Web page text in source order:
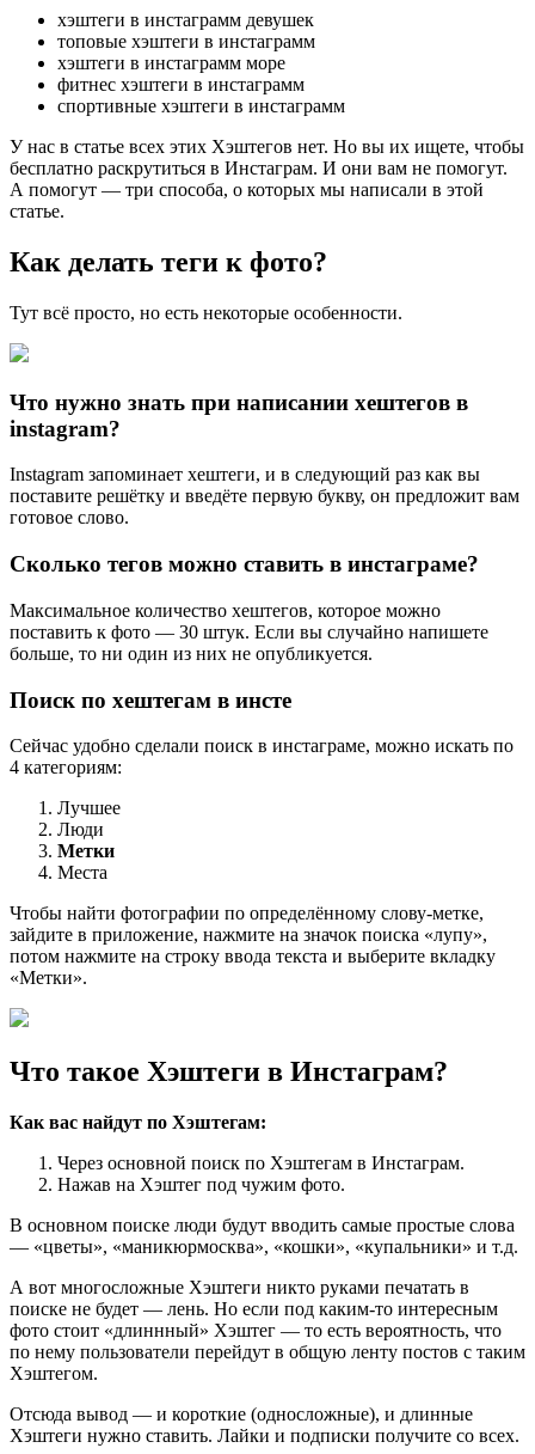
хэштеги в инстаграмм девушек
топовые хэштеги в инстаграмм
хэштеги в инстаграмм море
фитнес хэштеги в инстаграмм
спортивные хэштеги в инстаграмм
У нас в статье всех этих Хэштегов нет. Но вы их ищете, чтобы
бесплатно раскрутиться в Инстаграм. И они вам не помогут.
А помогут — три способа, о которых мы написали в этой
статье.
Как делать теги к фото?
Тут всё просто, но есть некоторые особенности.
Что нужно знать при написании хештегов в
instagram?
Instagram запоминает хештеги, и в следующий раз как вы
поставите решётку и введёте первую букву, он предложит вам
готовое слово.
Сколько тегов можно ставить в инстаграме?
Максимальное количество хештегов, которое можно
поставить к фото — 30 штук. Если вы случайно напишете
больше, то ни один из них не опубликуется.
Поиск по хештегам в инсте
Сейчас удобно сделали поиск в инстаграме, можно искать по
4 категориям:
Лучшее
Люди
Метки
Места
Чтобы найти фотографии по определённому слову-метке,
зайдите в приложение, нажмите на значок поиска «лупу»,
потом нажмите на строку ввода текста и выберите вкладку
«Метки».
Что такое Хэштеги в Инстаграм?
Как вас найдут по Хэштегам:
Через основной поиск по Хэштегам в Инстаграм.
Нажав на Хэштег под чужим фото.
В основном поиске люди будут вводить самые простые слова
— «цветы», «маникюрмосква», «кошки», «купальники» и т.д.
А вот многосложные Хэштеги никто руками печатать в
поиске не будет — лень. Но если под каким-то интересным
фото стоит «длиннный» Хэштег — то есть вероятность, что
по нему пользователи перейдут в общую ленту постов с таким
Хэштегом.
Отсюда вывод — и короткие (односложные), и длинные
Хэштеги нужно ставить. Лайки и подписки получите со всех.